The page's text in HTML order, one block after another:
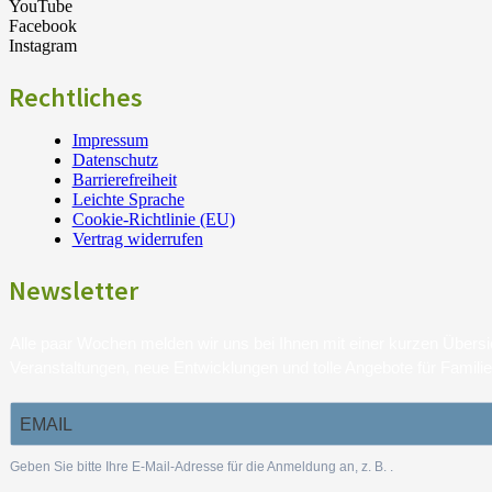
YouTube
Facebook
Instagram
Rechtliches
Impressum
Datenschutz
Barrierefreiheit
Leichte Sprache
Cookie-Richtlinie (EU)
Vertrag widerrufen
Newsletter
Geben Sie bitte Ihre E-Mail-Adresse für die Anmeldung an, z. B. .